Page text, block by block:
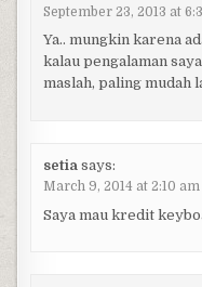
September 23, 2013 at
Ya.. mungkin karena
kalau pengalaman
maslah, paling mudah
setia says:
March 9, 2014 at 2:10 am
Saya mau kredit